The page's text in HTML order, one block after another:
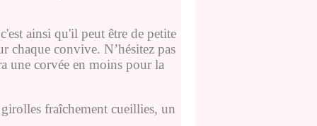
ainsi qu'il peut être de petite
chaque convive. N’hésitez pas
une corvée en moins pour la
fraîchement cueillies, un